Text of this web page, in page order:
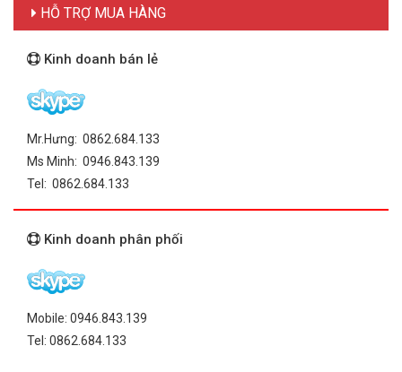
HỖ TRỢ MUA HÀNG
Kinh doanh bán lẻ
Mr.Hưng: 0862.684.133
Ms Minh: 0946.843.139
Tel: 0862.684.133
Kinh doanh phân phối
Mobile: 0946.843.139
Tel: 0862.684.133